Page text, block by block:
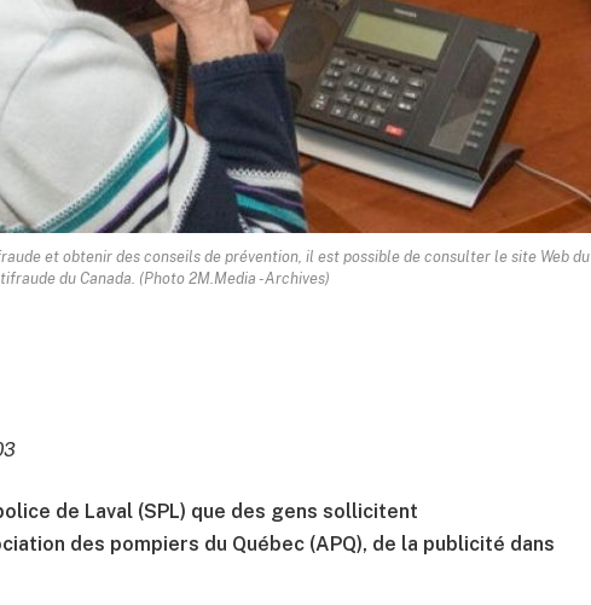
et obtenir des conseils de prévention, il est possible de consulter le site Web du
du Canada. (Photo 2M.Media -Archives)
de Laval (SPL) que des gens sollicitent
des pompiers du Québec (APQ), de la publicité dans